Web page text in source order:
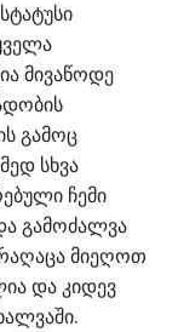
მივაწოდე
გამოც
სხვა
ჩემი
გამოძალვა
მიეღოთ
და კიდევ